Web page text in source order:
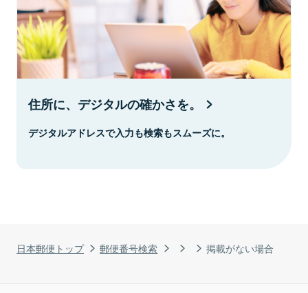
日本郵便トップ 郵便番号検索 掲載がない場合
住所に、デジタルの確かさを。
デジタルアドレスで入力も検索もスムーズに。